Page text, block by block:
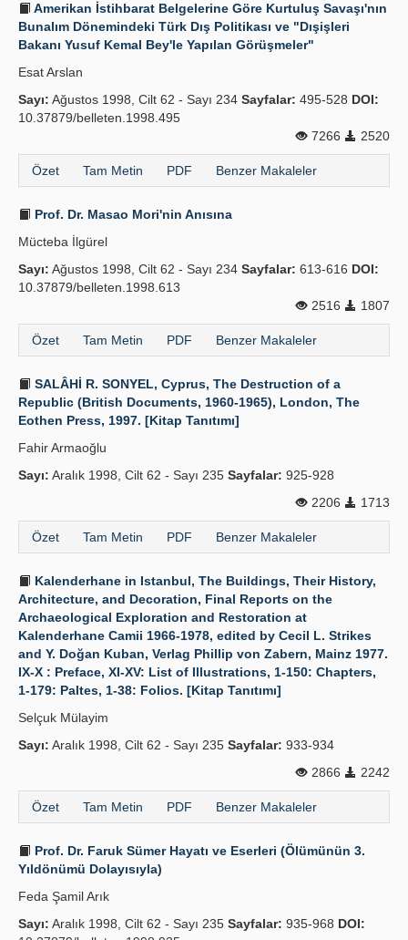
Amerikan İstihbarat Belgelerine Göre Kurtuluş Savaşı'nın
Bunalım Dönemindeki Türk Dış Politikası ve "Dışişleri
Bakanı Yusuf Kemal Bey'le Yapılan Görüşmeler"
Esat Arslan
Sayı: Ağustos 1998, Cilt 62 - Sayı 234 Sayfalar: 495-528 DOI:
10.37879/belleten.1998.495
7266
2520
Özet Tam Metin PDF Benzer Makaleler
Prof. Dr. Masao Mori'nin Anısına
Mücteba İlgürel
Sayı: Ağustos 1998, Cilt 62 - Sayı 234 Sayfalar: 613-616 DOI:
10.37879/belleten.1998.613
2516
1807
Özet Tam Metin PDF Benzer Makaleler
SALÂHİ R. SONYEL, Cyprus, The Destruction of a
Republic (British Documents, 1960-1965), London, The
Eothen Press, 1997. [Kitap Tanıtımı]
Fahir Armaoğlu
Sayı: Aralık 1998, Cilt 62 - Sayı 235 Sayfalar: 925-928
2206
1713
Özet Tam Metin PDF Benzer Makaleler
Kalenderhane in Istanbul, The Buildings, Their History,
Architecture, and Decoration, Final Reports on the
Archaeological Exploration and Restoration at
Kalenderhane Camii 1966-1978, edited by Cecil L. Strikes
and Y. Doğan Kuban, Verlag Phillip von Zabern, Mainz 1977.
IX-X : Preface, XI-XV: List of Illustrations, 1-150: Chapters,
1-179: Paltes, 1-38: Folios. [Kitap Tanıtımı]
Selçuk Mülayim
Sayı: Aralık 1998, Cilt 62 - Sayı 235 Sayfalar: 933-934
2866
2242
Özet Tam Metin PDF Benzer Makaleler
Prof. Dr. Faruk Sümer Hayatı ve Eserleri (Ölümünün 3.
Yıldönümü Dolayısıyla)
Feda Şamil Arık
Sayı: Aralık 1998, Cilt 62 - Sayı 235 Sayfalar: 935-968 DOI: